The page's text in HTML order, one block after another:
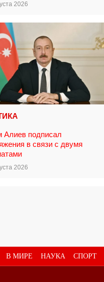
2026
Алиев подписал
в связи с двумя
2026
В МИРЕ НАУКА СПОРТ